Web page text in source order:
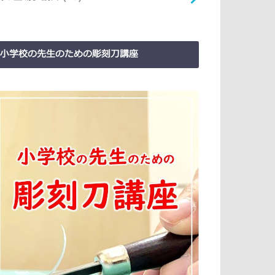
小学校の先生のための彫刻刀講座